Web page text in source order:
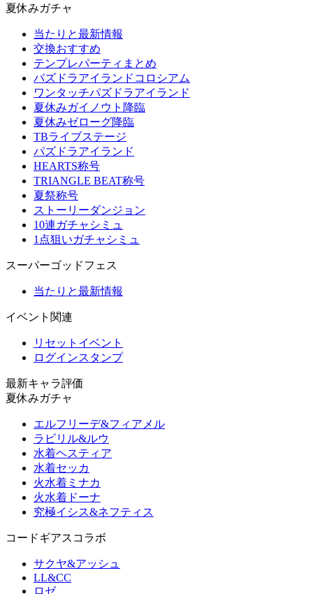
夏休みガチャ
当たりと最新情報
交換おすすめ
テンプレパーティまとめ
パズドラアイランドコロシアム
ワンタッチパズドラアイランド
夏休みガイノウト降臨
夏休みゼローグ降臨
TBライブステージ
パズドラアイランド
HEARTS称号
TRIANGLE BEAT称号
夏祭称号
ストーリーダンジョン
10連ガチャシミュ
1点狙いガチャシミュ
スーパーゴッドフェス
当たりと最新情報
イベント関連
リセットイベント
ログインスタンプ
最新キャラ評価
夏休みガチャ
エルフリーデ&フィアメル
ラビリル&ルウ
水着ヘスティア
水着セッカ
火水着ミナカ
火水着ドーナ
究極イシス&ネフティス
コードギアスコラボ
サクヤ&アッシュ
LL&CC
ロゼ